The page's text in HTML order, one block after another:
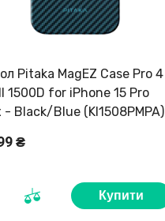
Pitaka MagEZ Case Pro 4
1500D for iPhone 15 Pro
- Black/Blue (KI1508PMPA)
₴
Купити